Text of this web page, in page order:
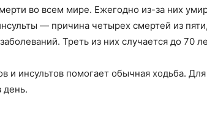
во всем мире. Ежегодно из-за них
— причина четырех смертей из
Треть из них случается до 70
и инсультов помогает обычная ходьба.
день.